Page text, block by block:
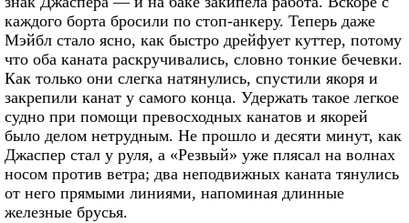
каждого борта бросили по стоп-анкеру. Теперь даже
Мэйбл стало ясно, как быстро дрейфует куттер, потому
что оба каната раскручивались, словно тонкие бечевки.
Как только они слегка натянулись, спустили якоря и
закрепили канат у самого конца. Удержать такое легкое
судно при помощи превосходных канатов и якорей
было делом нетрудным. Не прошло и десяти минут, как
Джаспер стал у руля, а «Резвый» уже плясал на волнах
носом против ветра; два неподвижных каната тянулись
от него прямыми линиями, напоминая длинные
железные брусья.